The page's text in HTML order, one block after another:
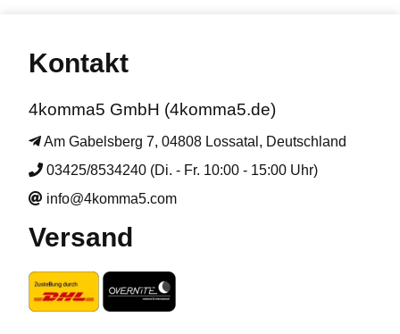
Kontakt
4komma5 GmbH (4komma5.de)
Am Gabelsberg 7, 04808 Lossatal, Deutschland
03425/8534240 (Di. - Fr. 10:00 - 15:00 Uhr)
info@4komma5.com
Versand